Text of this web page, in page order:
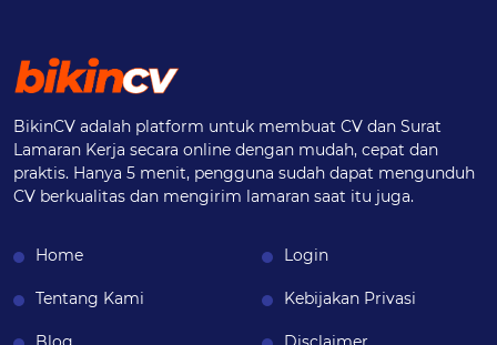
BikinCV adalah platform untuk membuat CV dan Surat
Lamaran Kerja secara online dengan mudah, cepat dan
praktis. Hanya 5 menit, pengguna sudah dapat mengunduh
CV berkualitas dan mengirim lamaran saat itu juga.
Home
Tentang Kami
Login
Kebijakan Privasi